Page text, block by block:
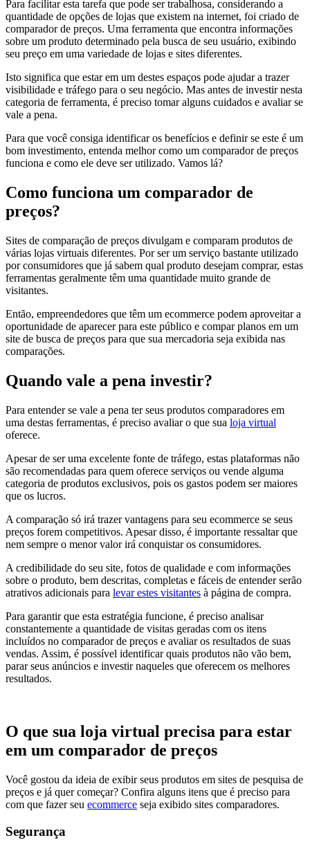
Para facilitar esta tarefa que pode ser trabalhosa, considerando a
quantidade de opções de lojas que existem na internet, foi criado de
comparador de preços. Uma ferramenta que encontra informações
sobre um produto determinado pela busca de seu usuário, exibindo
seu preço em uma variedade de lojas e sites diferentes.
Isto significa que estar em um destes espaços pode ajudar a trazer
visibilidade e tráfego para o seu negócio. Mas antes de investir nesta
categoria de ferramenta, é preciso tomar alguns cuidados e avaliar se
vale a pena.
Para que você consiga identificar os benefícios e definir se este é um
bom investimento, entenda melhor como um comparador de preços
funciona e como ele deve ser utilizado. Vamos lá?
Como funciona um comparador de
preços?
Sites de comparação de preços divulgam e comparam produtos de
várias lojas virtuais diferentes. Por ser um serviço bastante utilizado
por consumidores que já sabem qual produto desejam comprar, estas
ferramentas geralmente têm uma quantidade muito grande de
visitantes.
Então, empreendedores que têm um ecommerce podem aproveitar a
oportunidade de aparecer para este público e compar planos em um
site de busca de preços para que sua mercadoria seja exibida nas
comparações.
Quando vale a pena investir?
Para entender se vale a pena ter seus produtos comparadores em
uma destas ferramentas, é preciso avaliar o que sua loja virtual
oferece.
Apesar de ser uma excelente fonte de tráfego, estas plataformas não
são recomendadas para quem oferece serviços ou vende alguma
categoria de produtos exclusivos, pois os gastos podem ser maiores
que os lucros.
A comparação só irá trazer vantagens para seu ecommerce se seus
preços forem competitivos. Apesar disso, é importante ressaltar que
nem sempre o menor valor irá conquistar os consumidores.
A credibilidade do seu site, fotos de qualidade e com informações
sobre o produto, bem descritas, completas e fáceis de entender serão
atrativos adicionais para levar estes visitantes à página de compra.
Para garantir que esta estratégia funcione, é preciso analisar
constantemente a quantidade de visitas geradas com os itens
incluídos no comparador de preços e avaliar os resultados de suas
vendas. Assim, é possível identificar quais produtos não vão bem,
parar seus anúncios e investir naqueles que oferecem os melhores
resultados.
O que sua loja virtual precisa para estar
em um comparador de preços
Você gostou da ideia de exibir seus produtos em sites de pesquisa de
preços e já quer começar? Confira alguns itens que é preciso para
com que fazer seu ecommerce seja exibido sites comparadores.
Segurança